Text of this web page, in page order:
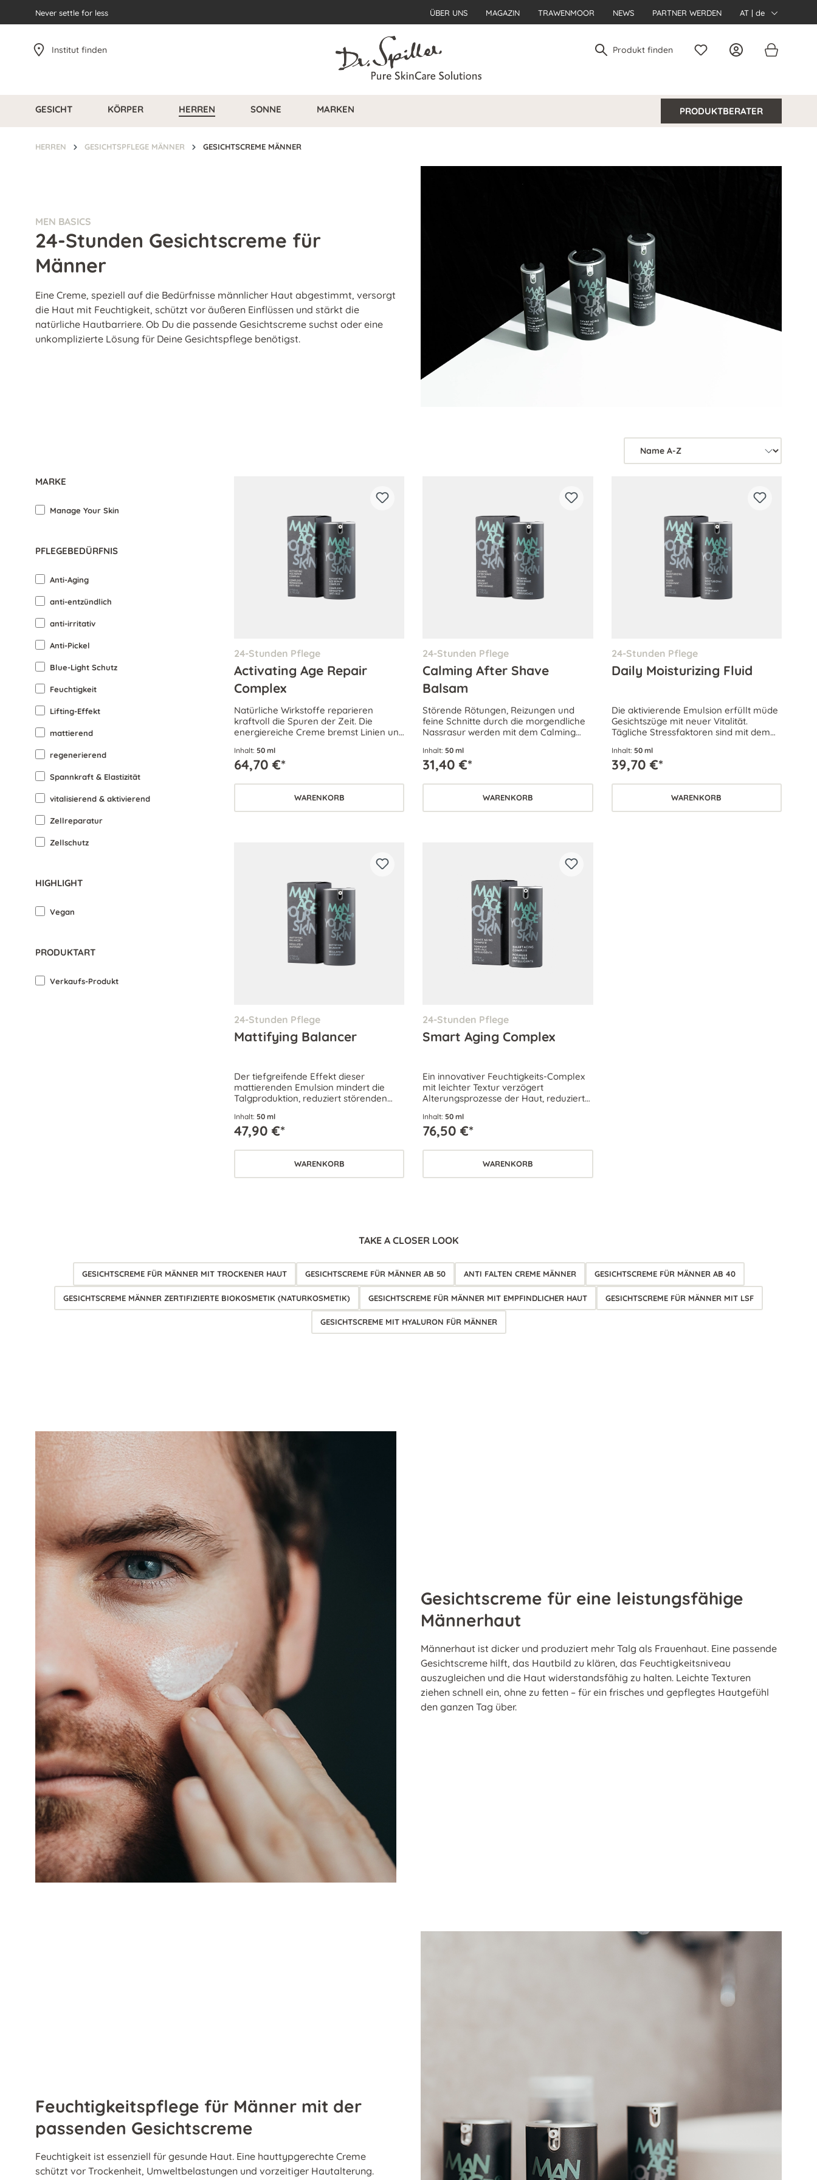
Zur Hauptnavigation springen
Never settle for less ÜBER UNS MAGAZIN TRAWENMOOR NEWS PARTNER WERDEN AT | de
Institut finden
GESICHT KÖRPER HERREN SONNE MARKEN PRODUKTBERATER
HERREN GESICHTSPFLEGE MÄNNER GESICHTSCREME MÄNNER
MEN BASICS
24-Stunden Gesichtscreme für
Männer
Eine Creme, speziell auf die Bedürfnisse männlicher Haut abgestimmt, versorgt
die Haut mit Feuchtigkeit, schützt vor äußeren Einflüssen und stärkt die
natürliche Hautbarriere. Ob Du die passende Gesichtscreme suchst oder eine
unkomplizierte Lösung für Deine Gesichtspflege benötigst.
MARKE
Manage Your Skin
PFLEGEBEDÜRFNIS
Anti-Aging
anti-entzündlich
anti-irritativ
Anti-Pickel
Blue-Light Schutz
Feuchtigkeit
Lifting-Effekt
mattierend
regenerierend
Spannkraft & Elastizität
vitalisierend & aktivierend
Zellreparatur
Zellschutz
HIGHLIGHT
Vegan
PRODUKTART
Verkaufs-Produkt
24-Stunden Pflege
Activating Age Repair
Complex
Natürliche Wirkstoffe reparieren
kraftvoll die Spuren der Zeit. Die
energiereiche Creme bremst Linien und
nachhaltigen Anti-Aging-Effekt.
Inhalt: 50 ml
64,70 €*
WARENKORB
24-Stunden Pflege
Calming After Shave
Balsam
Störende Rötungen, Reizungen und
feine Schnitte durch die morgendliche
Nassrasur werden mit dem Calming
Weise gelindert und beruhigt.
Inhalt:50 ml
31,40 €*
WARENKORB
24-Stunden Pflege
Daily Moisturizing Fluid
Die aktivierende Emulsion erfüllt müde
Gesichtszüge mit neuer Vitalität.
Tägliche Stressfaktoren sind mit dem
Haut wird mit Feuchtigkeit versorgt.
Inhalt: 50 ml
39,70 €*
WARENKORB
24-Stunden Pflege
Mattifying Balancer
Der tiefgreifende Effekt dieser
mattierenden Emulsion mindert die
Talgproduktion, reduziert störenden
Gleichgewicht der Haut wieder her.
Inhalt: 50 ml
47,90 €*
WARENKORB
24-Stunden Pflege
Smart Aging Complex
Ein innovativer Feuchtigkeits-Complex
mit leichter Textur verzögert
Alterungsprozesse der Haut, reduziert
Umwelteinflüsse effektiv ab.
Inhalt:50 ml
76,50 €*
WARENKORB
TAKE A CLOSER LOOK
GESICHTSCREME FÜR MÄNNER MIT TROCKENER HAUT GESICHTSCREME FÜR MÄNNER AB 50 ANTI FALTEN CREME MÄNNER GESICHTSCREME FÜR MÄNNER AB 40
GESICHTSCREME MÄNNER ZERTIFIZIERTE BIOKOSMETIK (NATURKOSMETIK) GESICHTSCREME FÜR MÄNNER MIT EMPFINDLICHER HAUT GESICHTSCREME FÜR MÄNNER MIT LSF
GESICHTSCREME MIT HYALURON FÜR MÄNNER
Gesichtscreme für eine leistungsfähige
Männerhaut
Männerhaut ist dicker und produziert mehr Talg als Frauenhaut. Eine passende
Gesichtscreme hilft, das Hautbild zu klären, das Feuchtigkeitsniveau
auszugleichen und die Haut widerstandsfähig zu halten. Leichte Texturen
ziehen schnell ein, ohne zu fetten – für ein frisches und gepflegtes Hautgefühl
den ganzen Tag über.
Feuchtigkeitspflege für Männer mit der
passenden Gesichtscreme
Feuchtigkeit ist essenziell für gesunde Haut. Eine hauttypgerechte Creme
schützt vor Trockenheit, Umweltbelastungen und vorzeitiger Hautalterung.